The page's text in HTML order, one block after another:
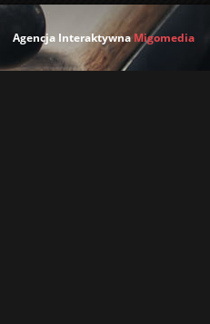
Agencja Interaktywna Migomedia